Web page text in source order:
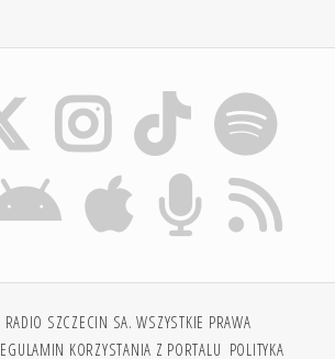
SZCZECIN SA. WSZYSTKIE PRAWA
KORZYSTANIA Z PORTALU POLITYKA